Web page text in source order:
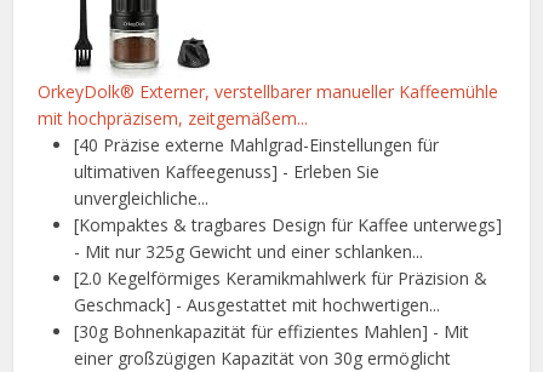
OrkeyDolk® Externer, verstellbarer manueller Kaffeemühle
mit hochpräzisem, zeitgemäßem...
[40 Präzise externe Mahlgrad-Einstellungen für
ultimativen Kaffeegenuss] - Erleben Sie
unvergleichliche...
[Kompaktes & tragbares Design für Kaffee unterwegs]
- Mit nur 325g Gewicht und einer schlanken...
[2.0 Kegelförmiges Keramikmahlwerk für Präzision &
Geschmack] - Ausgestattet mit hochwertigen...
[30g Bohnenkapazität für effizientes Mahlen] - Mit
einer großzügigen Kapazität von 30g ermöglicht